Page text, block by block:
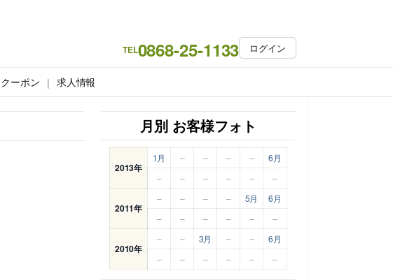
TEL0868-25-1133 ログイン
クーポン 求人情報
月別 お客様フォト
2013年
1月 – – – –
6月
–
– – – – –
2011年
– – – – 5月
6月
–
– – – – –
2010年
– – 3月 – –
6月
–
– – – – –